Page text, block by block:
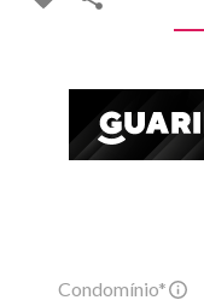
Condomínio*